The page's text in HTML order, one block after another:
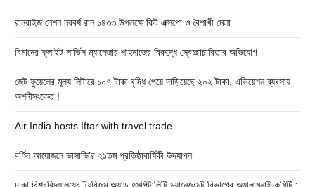
রানরাইজ নেশন নববর্ষ রান ১৪৩৩ উপলক্ষে কিট এক্সপো ও বৈশাখী মেলা
বিমানের ফ্লাইট সার্ভিস ম্যানেজার শাহনাজের বিরুদ্ধে স্বেচ্ছাচারিতার অভিযোগ
জেট ফুয়েলের মূল্য লিটারে ১০৭ টাকা বৃদ্ধি পেয়ে দাড়িয়েছে ২০২ টাকা, এভিয়েশন ব্যবসায়
অশনীসংকেত !
Air India hosts Iftar with travel trade
বর্ণিল আয়োজনে ভাসাভি’র ২১তম প্রতিষ্ঠাবার্ষিকী উদযাপন